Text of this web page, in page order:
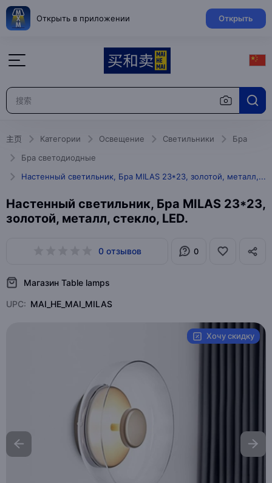
Открыть в приложении Открыть
主页 Категории Освещение Светильники
Бра
Бра светодиодные
Настенный светильник, Бра MILAS 23*23, золотой, металл, стекло, LED.
Настенный светильник, Бра MILAS 23*23,
золотой, металл, стекло, LED.
0 отзывов 0
Магазин Table lamps
UPC: MAI_HE_MAI_MILAS
Хочу скидку